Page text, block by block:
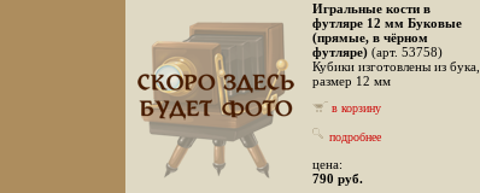
Игральные кости в
футляре 12 мм Буковые
(прямые, в чёрном
футляре) (арт. 53758)
Кубики изготовлены из бука,
размер 12 мм
в корзину
подробнее
цена:
790 руб.